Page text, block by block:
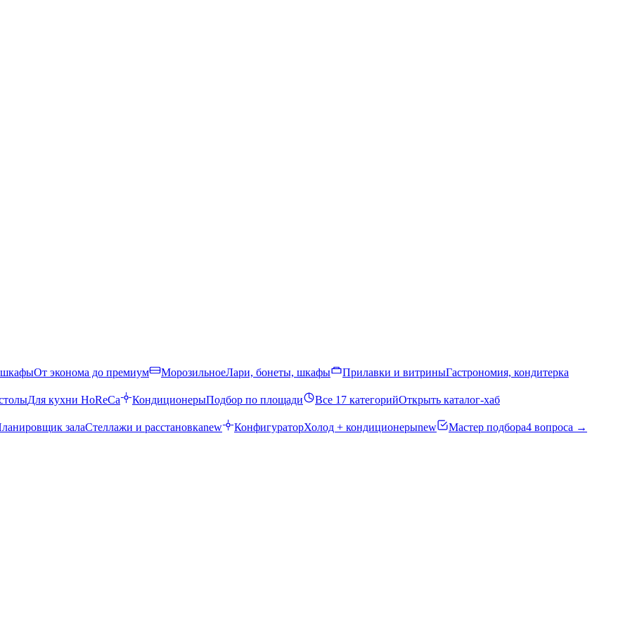
шкафыОт эконома до премиум МорозильноеЛари, бонеты, шкафы Прилавки и витриныГастрономия, кондитерка
Для кухни HoReCa КондиционерыПодбор по площади Все 17 категорийОткрыть каталог-хаб
залаСтеллажи и расстановкаnew КонфигураторХолод + кондиционерыnew Мастер подбора4 вопроса →